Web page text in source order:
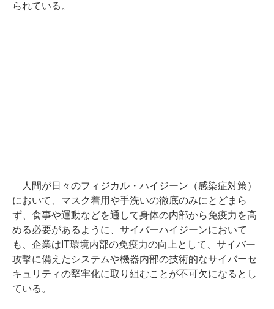
られている。
人間が日々のフィジカル・ハイジーン（感染症対策）
において、マスク着用や手洗いの徹底のみにとどまら
ず、食事や運動などを通して身体の内部から免疫力を高
める必要があるように、サイバーハイジーンにおいて
も、企業はIT環境内部の免疫力の向上として、サイバー
攻撃に備えたシステムや機器内部の技術的なサイバーセ
キュリティの堅牢化に取り組むことが不可欠になるとし
ている。